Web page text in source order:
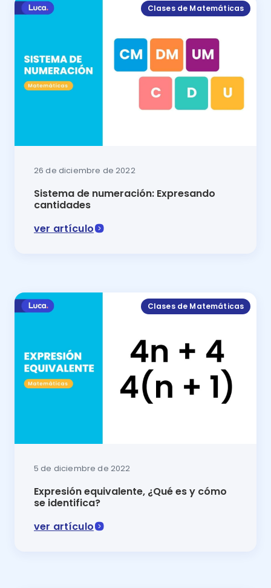
Clases de Matemáticas
26 de diciembre de 2022
Sistema de numeración: Expresando
cantidades
ver artículo
Clases de Matemáticas
5 de diciembre de 2022
Expresión equivalente, ¿Qué es y cómo
se identifica?
ver artículo